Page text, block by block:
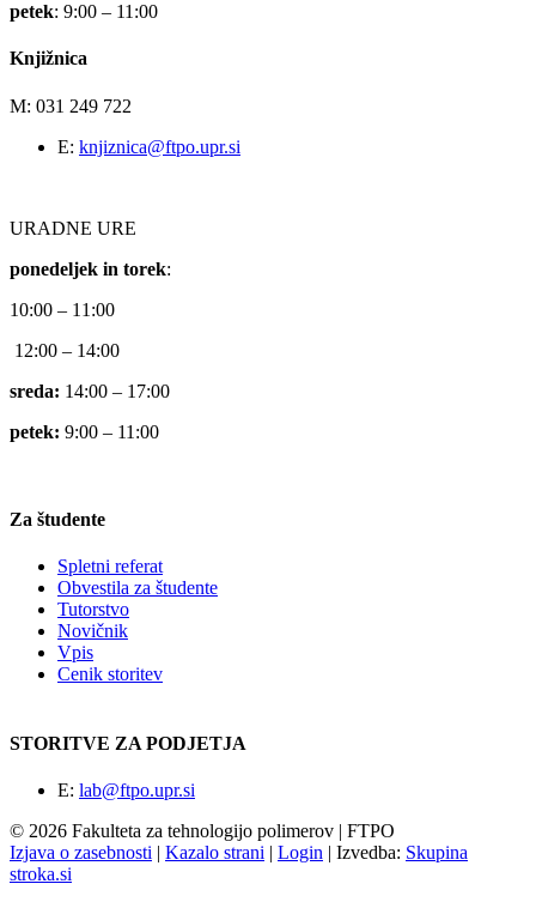
petek: 9:00 – 11:00
Knjižnica
M: 031 249 722
E: knjiznica@ftpo.upr.si
URADNE URE
ponedeljek in torek:
10:00 – 11:00
12:00 – 14:00
sreda: 14:00 – 17:00
petek: 9:00 – 11:00
Za študente
Spletni referat
Obvestila za študente
Tutorstvo
Novičnik
Vpis
Cenik storitev
STORITVE ZA PODJETJA
E: lab@ftpo.upr.si
© 2026 Fakulteta za tehnologijo polimerov | FTPO
Izjava o zasebnosti | Kazalo strani | Login | Izvedba: Skupina
stroka.si